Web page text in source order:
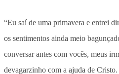
“Eu saí de uma primavera e entrei
os sentimentos ainda meio
conversar antes com vocês, meus
devagarzinho com a ajuda de